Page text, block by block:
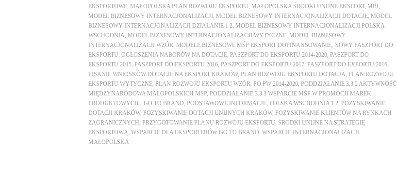
EKSPORTOWE MAŁOPOLSKA PLAN ROZWOJU EKSPORTU MAŁOPOLSKA ŚRODKI UNIJNE EKSPORT, MBI
MODEL BIZNESOWY INTERNACJONALIZACJI
MODEL BIZNESOWY INTERNACJONALIZACJI DOTACJE MODEL
BIZNESOWY INTERNACJONALIZACJI DZIAŁANIE 1.2 MODEL BIZNESOWY INTERNACJONALIZACJI POLSKA
WSCHODNIA MODEL BIZNESOWY INTERNACJONALIZACJI WYTYCZNE MODEL BIZNESOWY
INTERNACJONALIZACJI WZÓR MODELE BIZNESOWE MŚP EKSPORT DOFINANSOWANIE NOWY PASZPORT DO
EKSPORTU OGŁOSZENIA NABORÓW NA DOTACJE PASZPORT DO EKSPORTU 2014-2020 PASZPORT DO
EKSPORTU 2015 PASZPORT DO EKSPORTU 2016 PASZPORT DO EKSPORTU 2017 PASZPORT DO EXPORTU 2016
PISANIE WNIOSKÓW DOTACJE NA EKSPORT KRAKÓW, PLAN ROZWOJU EKSPORTU DOTACJA PLAN ROZWOJU
EKSPORTU WYTYCZNE PLAN ROZWOJU EKSPORTU WZÓR PO PW 2014-2020 PODDZIAŁANIE 3.3.2 AKTYWNOŚĆ
MIĘDZYNARODOWA MAŁOPOLSKICH MŚP PODDZIAŁANIE 3.3.3 WSPARCIE MŚP W PROMOCJI MAREK
PRODUKTOWYCH - GO TO BRAND PODSTAWOWE INFORMACJE POLSKA WSCHODNIA 1.2 POZYSKIWANIE
DOTACJI KRAKÓW, POZYSKIWANIE DOTACJI UNIJNYCH KRAKÓW, POZYSKIWANIE KLIENTÓW NA RYNKACH
ZAGRANICZNYCH PRZYGOTOWANIE PLANU ROZWOJU EKSPORTU
ŚRODKI UNIJNE NA STRATEGIĘ
EKSPORTOWĄ WSPARCIE DLA EKSPORTERÓW GO TO BRAND WSPARCIE INTERNACJONALIZACJI
MAŁOPOLSKA